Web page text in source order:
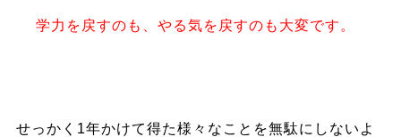
学力を戻すのも、やる気を戻すのも大変です。
せっかく1年かけて得た様々なことを無駄にしないよ